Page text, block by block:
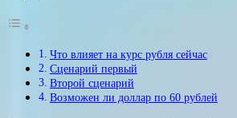
Что влияет на курс рубля сейчас
Сценарий первый
Второй сценарий
Возможен ли доллар по 60 рублей